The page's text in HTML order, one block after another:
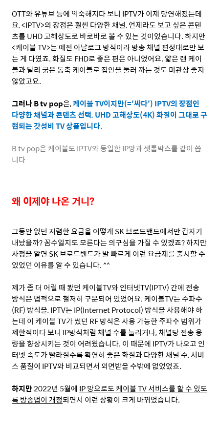
OTT와 유튜브 등에 익숙해지다 보니 IPTV가 이제 당연해졌는데
요, <IPTV>의 장점은 훨씬 다양한 채널,언제라도 보고 싶은 콘텐
츠를 UHD고해상도로 바로바로 볼 수 있는 것이었습니다.하지만
<케이블TV>는 예전 아날로그 방식이라 방송 채널 편성대로만 보
는 게 다였죠.화질도 FHD로 좋은 편은 아니었어요. 얇은 랜 케이
블과 달리 굵은 동축 케이블로 집안을 둘러 까는 것도 미관상 좋지
않았고요.
그러나B tv pop은,케이블TV이지만(='싸다') IPTV의 장점인
다양한 채널과 콘텐츠 선택, UHD고해상도(4K)화질이 그대로 구
현되는 갓성비TV상품입니다.
B tv pop은 케이블도 IPTV와 동일한IP망과 셋톱박스를 같이 씁
니다
왜 이제야 나온 거니?
그동안 없던 저렴한 요금을 어떻게 SK브로드밴드에서만 갑자기
내놨을까?꼼수일지도 모른다는 의구심을 가질 수 있겠죠?하지만
사정을 알면 SK브로드밴드가 발 빠르게 이런 요금제를 출시할 수
있었던 이유를 알 수 있습니다. ^^
제가 좀 더 어릴 때 봤던 케이블TV와 인터넷TV(IPTV) 간에 전송
방식은 법적으로 철저히 구분되어 있었어요. 케이블TV는 주파수
(RF) 방식을, IPTV는 IP(Internet Protocol) 방식을 사용해야 하
는데 이 케이블TV가 썼던 RF방식은 사용 가능한 주파수 범위가
제한적이다 보니 IP방식처럼 채널 수를 늘리거나,채널당 전송 용
량을 향상시키는 것이 어려웠습니다. 이 때문에 IPTV가 나오고 인
터넷 속도가 빨라질수록 확연히 좋은 화질과 다양한 채널 수,서비
스 품질이 IPTV와 비교되면서 외면받을 수밖에 없었었죠.
하지만2022년 5월에 IP망으로도 케이블TV서비스를 할 수 있도
록 방송법이 개정되면서 이런 상황이 크게 바뀌었습니다.